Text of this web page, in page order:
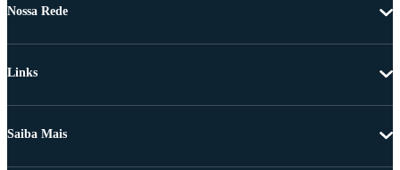
Nossa Rede
Links
Saiba Mais